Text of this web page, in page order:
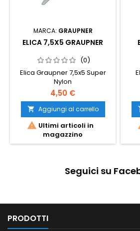
MARCA: GRAUPNER
ELICA 7,5X5 GRAUPNER
(0)
Elica Graupner 7,5x5 Super
Nylon
4,50 €
 Aggiungi al carrello
 Ultimi articoli in
magazzino
Seguici su
PRODOTTI